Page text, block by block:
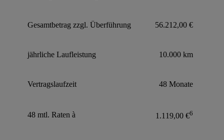
Gesamtbetrag zzgl. Überführung 56.212,00 €
jährliche Laufleistung 10.000 km
Vertragslaufzeit 48 Monate
48 mtl. Raten à 1.119,00 €6